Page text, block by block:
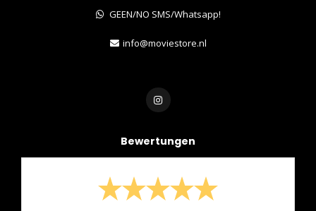
GEEN/NO SMS/Whatsapp!
info@moviestore.nl
Bewertungen